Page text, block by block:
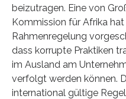
beizutragen. Eine von
Kommission für Afrika
Rahmenregelung
dass korrupte Praktiken
im Ausland am
verfolgt werden können.
international gültige